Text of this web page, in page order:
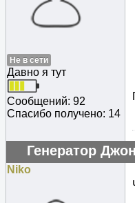
Не в сети
Давно я тут
Сообщений: 92
Спасибо получено: 14
Генератор
Niko